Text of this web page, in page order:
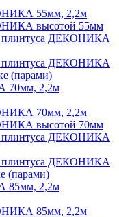
55мм, 2,2м
высотой 55мм
плинтуса ДЕКОНИКА
плинтуса ДЕКОНИКА
(парами)
70мм, 2,2м
70мм, 2,2м
высотой 70мм
плинтуса ДЕКОНИКА
плинтуса ДЕКОНИКА
(парами)
85мм, 2,2м
85мм, 2,2м